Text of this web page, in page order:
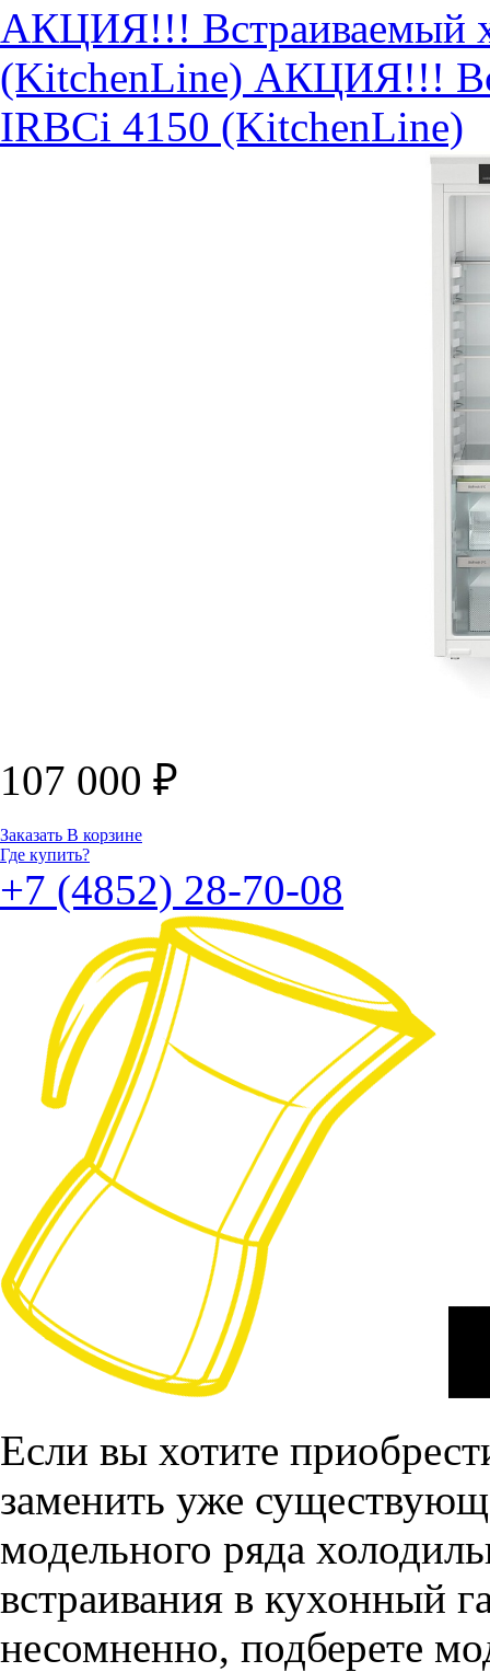
АКЦИЯ!!! Встраиваемый
(KitchenLine) АКЦИЯ!!!
IRBCi 4150 (KitchenLine)
107 000 ₽
Заказать В корзине
Где купить?
+7 (4852) 28-70-08
Если вы хотите
заменить уже
модельного ряда
встраивания в кухонный
несомненно, подберете